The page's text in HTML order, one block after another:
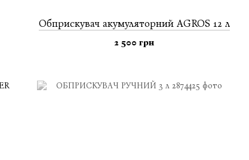
Обприскувач акумуляторний AGROS 12 л
2 500 грн